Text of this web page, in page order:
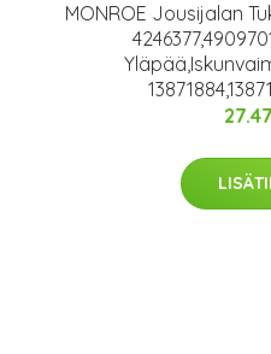
MONROE Jousijalan